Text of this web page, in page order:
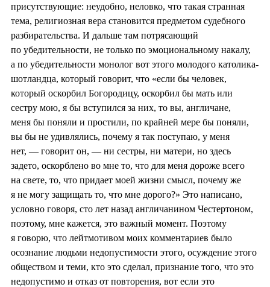
присутствующие: неудобно, неловко, что такая странная
тема, религиозная вера становится предметом судебного
разбирательства. И дальше там потрясающий
по убедительности, не только по эмоциональному накалу,
а по убедительности монолог вот этого молодого католика-
шотландца, который говорит, что «если бы человек,
который оскорбил Богородицу, оскорбил бы мать или
сестру мою, я бы вступился за них, то вы, англичане,
меня бы поняли и простили, по крайней мере бы поняли,
вы бы не удивлялись, почему я так поступаю, у меня
нет, — говорит он, — ни сестры, ни матери, но здесь
задето, оскорблено во мне то, что для меня дороже всего
на свете, то, что придает моей жизни смысл, почему же
я не могу защищать то, что мне дорого?» Это написано,
условно говоря, сто лет назад англичанином Честертоном,
поэтому, мне кажется, это важный момент. Поэтому
я говорю, что лейтмотивом моих комментариев было
осознание людьми недопустимости этого, осуждение этого
обществом и теми, кто это сделал, признание того, что это
недопустимо и отказ от повторения, вот если это